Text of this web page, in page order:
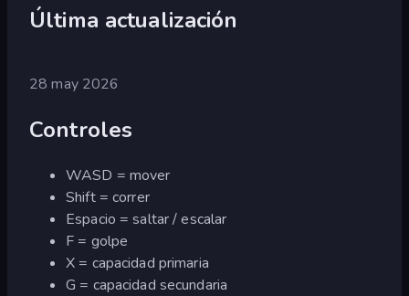
Última actualización
28 may 2026
Controles
WASD = mover
Shift = correr
Espacio = saltar / escalar
F = golpe
X = capacidad primaria
G = capacidad secundaria